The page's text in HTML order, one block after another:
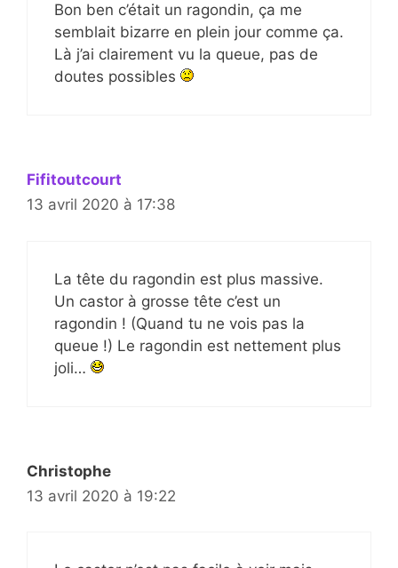
Bon ben c’était un ragondin, ça me
semblait bizarre en plein jour comme ça.
Là j’ai clairement vu la queue, pas de
doutes possibles
Fifitoutcourt
13 avril 2020 à 17:38
La tête du ragondin est plus massive.
Un castor à grosse tête c’est un
ragondin ! (Quand tu ne vois pas la
queue !) Le ragondin est nettement plus
joli…
Christophe
13 avril 2020 à 19:22